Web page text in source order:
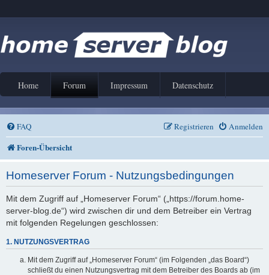
Home Forum Impressum Datenschutz
FAQ Anmelden
Registrieren
Foren-Übersicht
Homeserver Forum - Nutzungsbedingungen
Mit dem Zugriff auf „Homeserver Forum“ („https://forum.home-
server-blog.de“) wird zwischen dir und dem Betreiber ein Vertrag
mit folgenden Regelungen geschlossen:
1. NUTZUNGSVERTRAG
Mit dem Zugriff auf „Homeserver Forum“ (im Folgenden „das Board“)
schließt du einen Nutzungsvertrag mit dem Betreiber des Boards ab (im